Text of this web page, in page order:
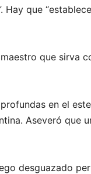
que
que sirva
en el
Aseveró que
desguazado